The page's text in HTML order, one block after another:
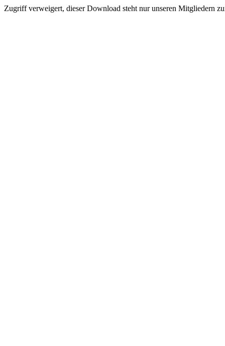
Zugriff verweigert, dieser Download steht nur unseren Mitgliedern